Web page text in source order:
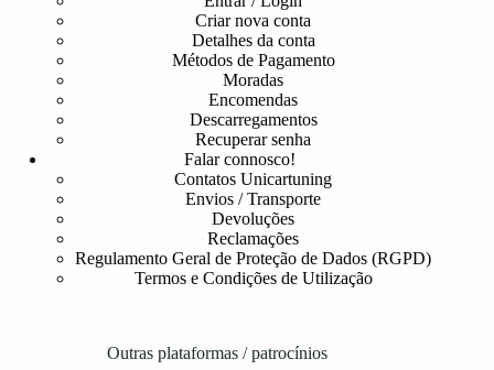
Criar nova conta
Detalhes da conta
Métodos de Pagamento
Moradas
Encomendas
Descarregamentos
Recuperar senha
Falar connosco!
Contatos Unicartuning
Envios / Transporte
Devoluções
Reclamações
Regulamento Geral de Proteção de Dados (RGPD)
Termos e Condições de Utilização
Outras plataformas / patrocínios